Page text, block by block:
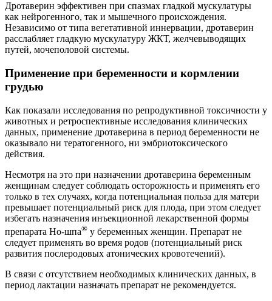
Дротаверин эффективен при спазмах гладкой мускулатуры
как нейрогенного, так и мышечного происхождения.
Независимо от типа вегетативной иннервации, дротаверин
расслабляет гладкую мускулатуру ЖКТ, желчевыводящих
путей, мочеполовой системы.
Применение при беременности и кормлении
грудью
Как показали исследования по репродуктивной токсичности у
животных и ретроспективные исследования клинических
данных, применение дротаверина в период беременности не
оказывало ни тератогенного, ни эмбриотоксического
действия.
Несмотря на это при назначении дротаверина беременным
женщинам следует соблюдать осторожность и применять его
только в тех случаях, когда потенциальная польза для матери
превышает потенциальный риск для плода, при этом следует
избегать назначения инъекционной лекарственной формы
препарата Но-шпа® у беременных женщин. Препарат не
следует применять во время родов (потенциальный риск
развития послеродовых атонических кровотечений).
В связи с отсутствием необходимых клинических данных, в
период лактации назначать препарат не рекомендуется.